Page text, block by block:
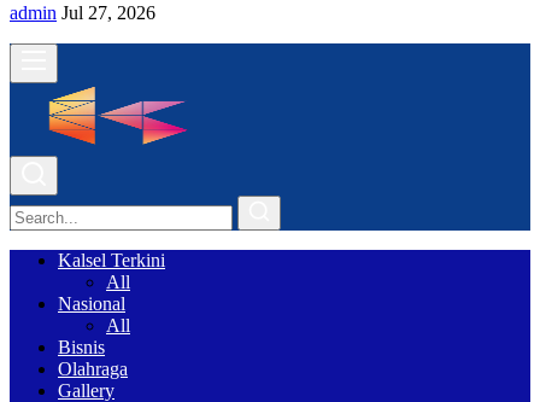
admin Jul 27, 2026
Kalsel Terkini
All
Nasional
All
Bisnis
Olahraga
Gallery